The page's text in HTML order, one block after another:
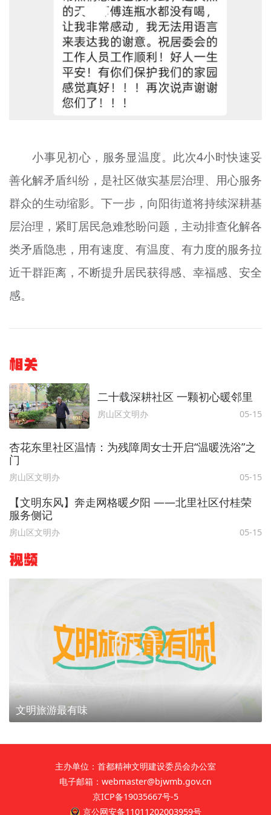
小事见初心，服务显温度。此次4小时快速妥
善化解矛盾纠纷，是社区做实基层治理、用心服务
群众的生动缩影。下一步，向阳街道将持续深耕基
层治理，紧盯居民急难愁盼问题，主动排查化解各
类矛盾隐患，用有速度、有温度、有力度的服务拉
近干群距离，不断提升居民获得感、幸福感、安全
感。
相关
二十载深耕社区 一颗初心暖邻里
房山区文明办 05-15
杏花东里社区温情：为残障周女士开启“温暖洗浴”之
门
房山区文明办 05-15
【文明东风】奔走网格暖夕阳 ——北里社区付桂荣
服务侧记
房山区文明办 05-15
视频
文明旅游最有味
主办单位：首都精神文明建设委员会办公室
电子邮箱：webmaster@bjwmb.gov.cn
京ICP备19035667号-5
京公网安备11011202003959号